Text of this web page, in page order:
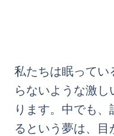
私たちは眠ってい
らないような激
ります。中でも
るという夢は、目